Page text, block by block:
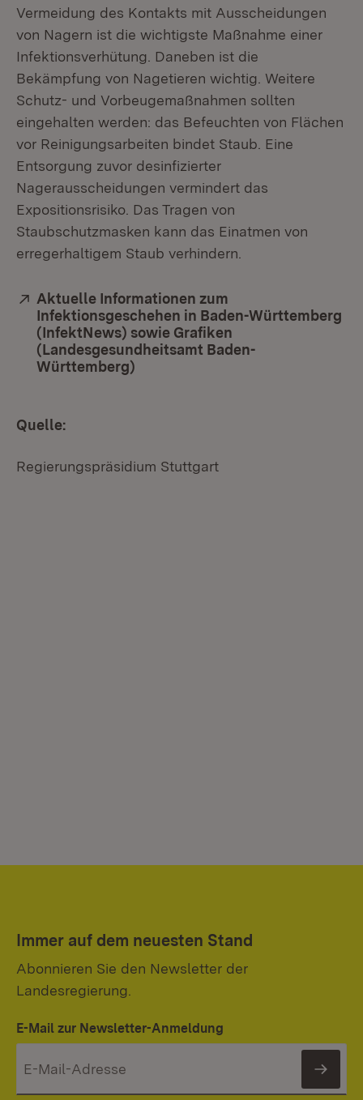
Vermeidung des Kontakts mit Ausscheidungen
von Nagern ist die wichtigste Maßnahme einer
Infektionsverhütung. Daneben ist die
Bekämpfung von Nagetieren wichtig. Weitere
Schutz- und Vorbeugemaßnahmen sollten
eingehalten werden: das Befeuchten von Flächen
vor Reinigungsarbeiten bindet Staub. Eine
Entsorgung zuvor desinfizierter
Nagerausscheidungen vermindert das
Expositionsrisiko. Das Tragen von
Staubschutzmasken kann das Einatmen von
erregerhaltigem Staub verhindern.
Extern:
Aktuelle Informationen zum
Infektionsgeschehen in Baden-Württemberg
(InfektNews) sowie Grafiken
(Landesgesundheitsamt Baden-
Württemberg)
Quelle:
Regierungspräsidium Stuttgart
Immer auf dem neuesten Stand
Abonnieren Sie den Newsletter der
Landesregierung.
E-Mail zur Newsletter-Anmeldung